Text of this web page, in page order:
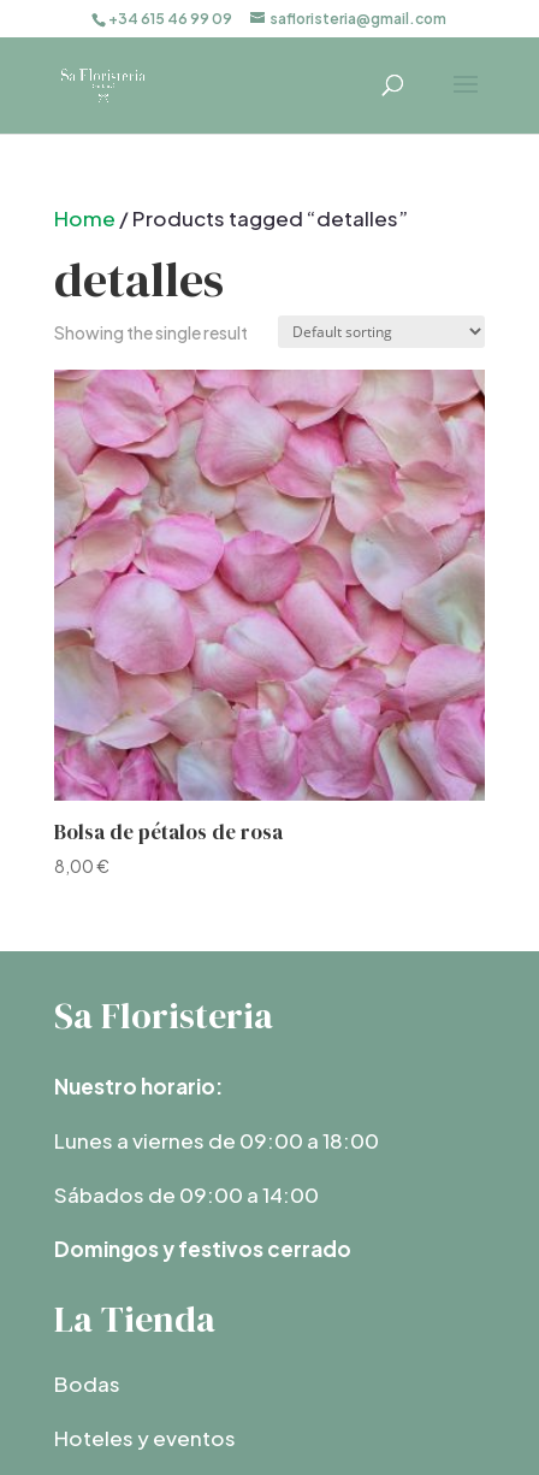
+34 615 46 99 09 safloristeria@gmail.com
Home / Products tagged “detalles”
detalles
Showing the single result
Bolsa de pétalos de rosa
8,00€
Sa Floristeria
Nuestro horario:
Lunes a viernes de 09:00 a 18:00
Sábados de 09:00 a 14:00
Domingos y festivos cerrado
La Tienda
Bodas
Hoteles y eventos